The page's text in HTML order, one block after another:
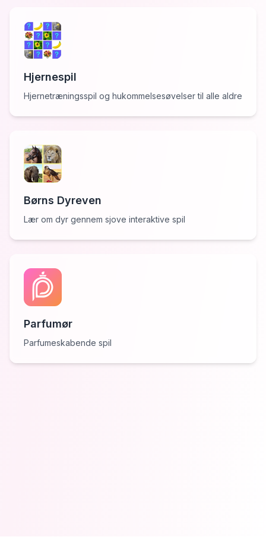
Hjernespil
Hjernetræningsspil og hukommelsesøvelser til alle aldre
Børns Dyreven
Lær om dyr gennem sjove interaktive spil
Parfumør
Parfumeskabende spil